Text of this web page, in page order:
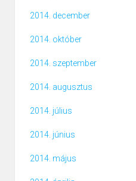
2014. december
2014. október
2014. szeptember
2014. augusztus
2014. július
2014. június
2014. május